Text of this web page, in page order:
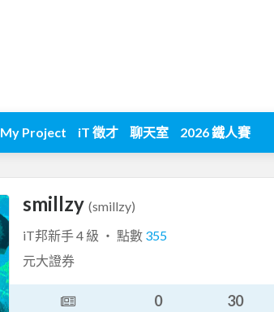
My Project iT 徵才 聊天室 2026 鐵人賽
smillzy (smillzy)
iT邦新手 4 級 ‧ 點數 355
元大證券
0 30